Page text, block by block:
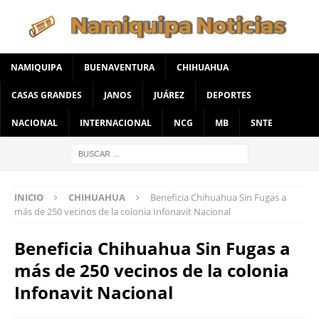
NAMIQUIPA BUENAVENTURA CHIHUAHUA
CASAS GRANDES JANOS JUÁREZ DEPORTES
NACIONAL INTERNACIONAL NCG MB SNTE
INICIO CHIHUAHUA
Beneficia Chihuahua Sin Fugas a
más de 250 vecinos de la colonia Infonavit Nacional
Beneficia Chihuahua Sin Fugas a
más de 250 vecinos de la colonia
Infonavit Nacional